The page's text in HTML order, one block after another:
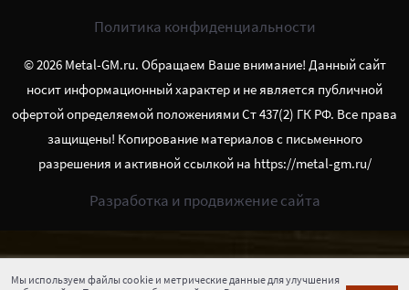
Политика конфиденциальности
© 2026 Metal-GM.ru. Обращаем Ваше внимание! Данный сайт
носит информационный характер и не является публичной
офертой определяемой положениями Ст 437(2) ГК РФ. Все права
защищены! Копирование материалов с письменного
разрешения и активной ссылкой на https://metal-gm.ru/
Разработка и продвижение сайта
Мы используем файлы cookie и метрические данные для улучшения